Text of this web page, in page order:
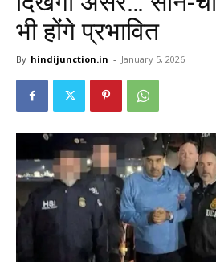
भी होंगे प्रभावित
By hindijunction.in - January 5, 2026